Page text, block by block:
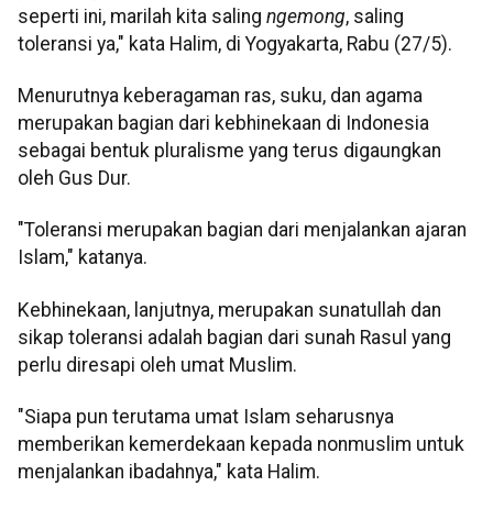
seperti ini, marilah kita saling ngemong, saling
toleransi ya," kata Halim, di Yogyakarta, Rabu (27/5).
Menurutnya keberagaman ras, suku, dan agama
merupakan bagian dari kebhinekaan di Indonesia
sebagai bentuk pluralisme yang terus digaungkan
oleh Gus Dur.
"Toleransi merupakan bagian dari menjalankan ajaran
Islam," katanya.
Kebhinekaan, lanjutnya, merupakan sunatullah dan
sikap toleransi adalah bagian dari sunah Rasul yang
perlu diresapi oleh umat Muslim.
"Siapa pun terutama umat Islam seharusnya
memberikan kemerdekaan kepada nonmuslim untuk
menjalankan ibadahnya," kata Halim.